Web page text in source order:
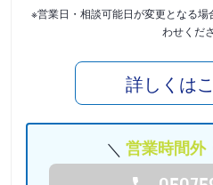
※営業日・相談可能日が変更となる
わせくだ
詳しくは
営業時間外